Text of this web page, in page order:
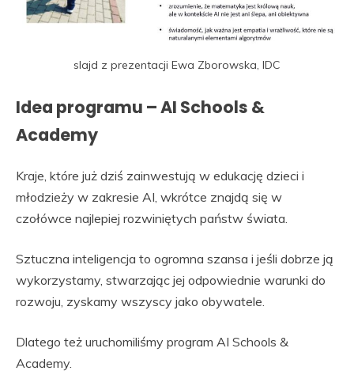
slajd z prezentacji Ewa Zborowska, IDC
Idea programu – AI Schools &
Academy
Kraje, które już dziś zainwestują w edukację dzieci i
młodzieży w zakresie AI, wkrótce znajdą się w
czołówce najlepiej rozwiniętych państw świata.
Sztuczna inteligencja to ogromna szansa i jeśli dobrze ją
wykorzystamy, stwarzając jej odpowiednie warunki do
rozwoju, zyskamy wszyscy jako obywatele.
Dlatego też uruchomiliśmy program AI Schools &
Academy.